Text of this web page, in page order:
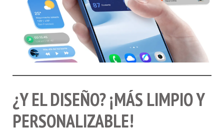
¿Y EL DISEÑO? ¡MÁS LIMPIO Y
PERSONALIZABLE!